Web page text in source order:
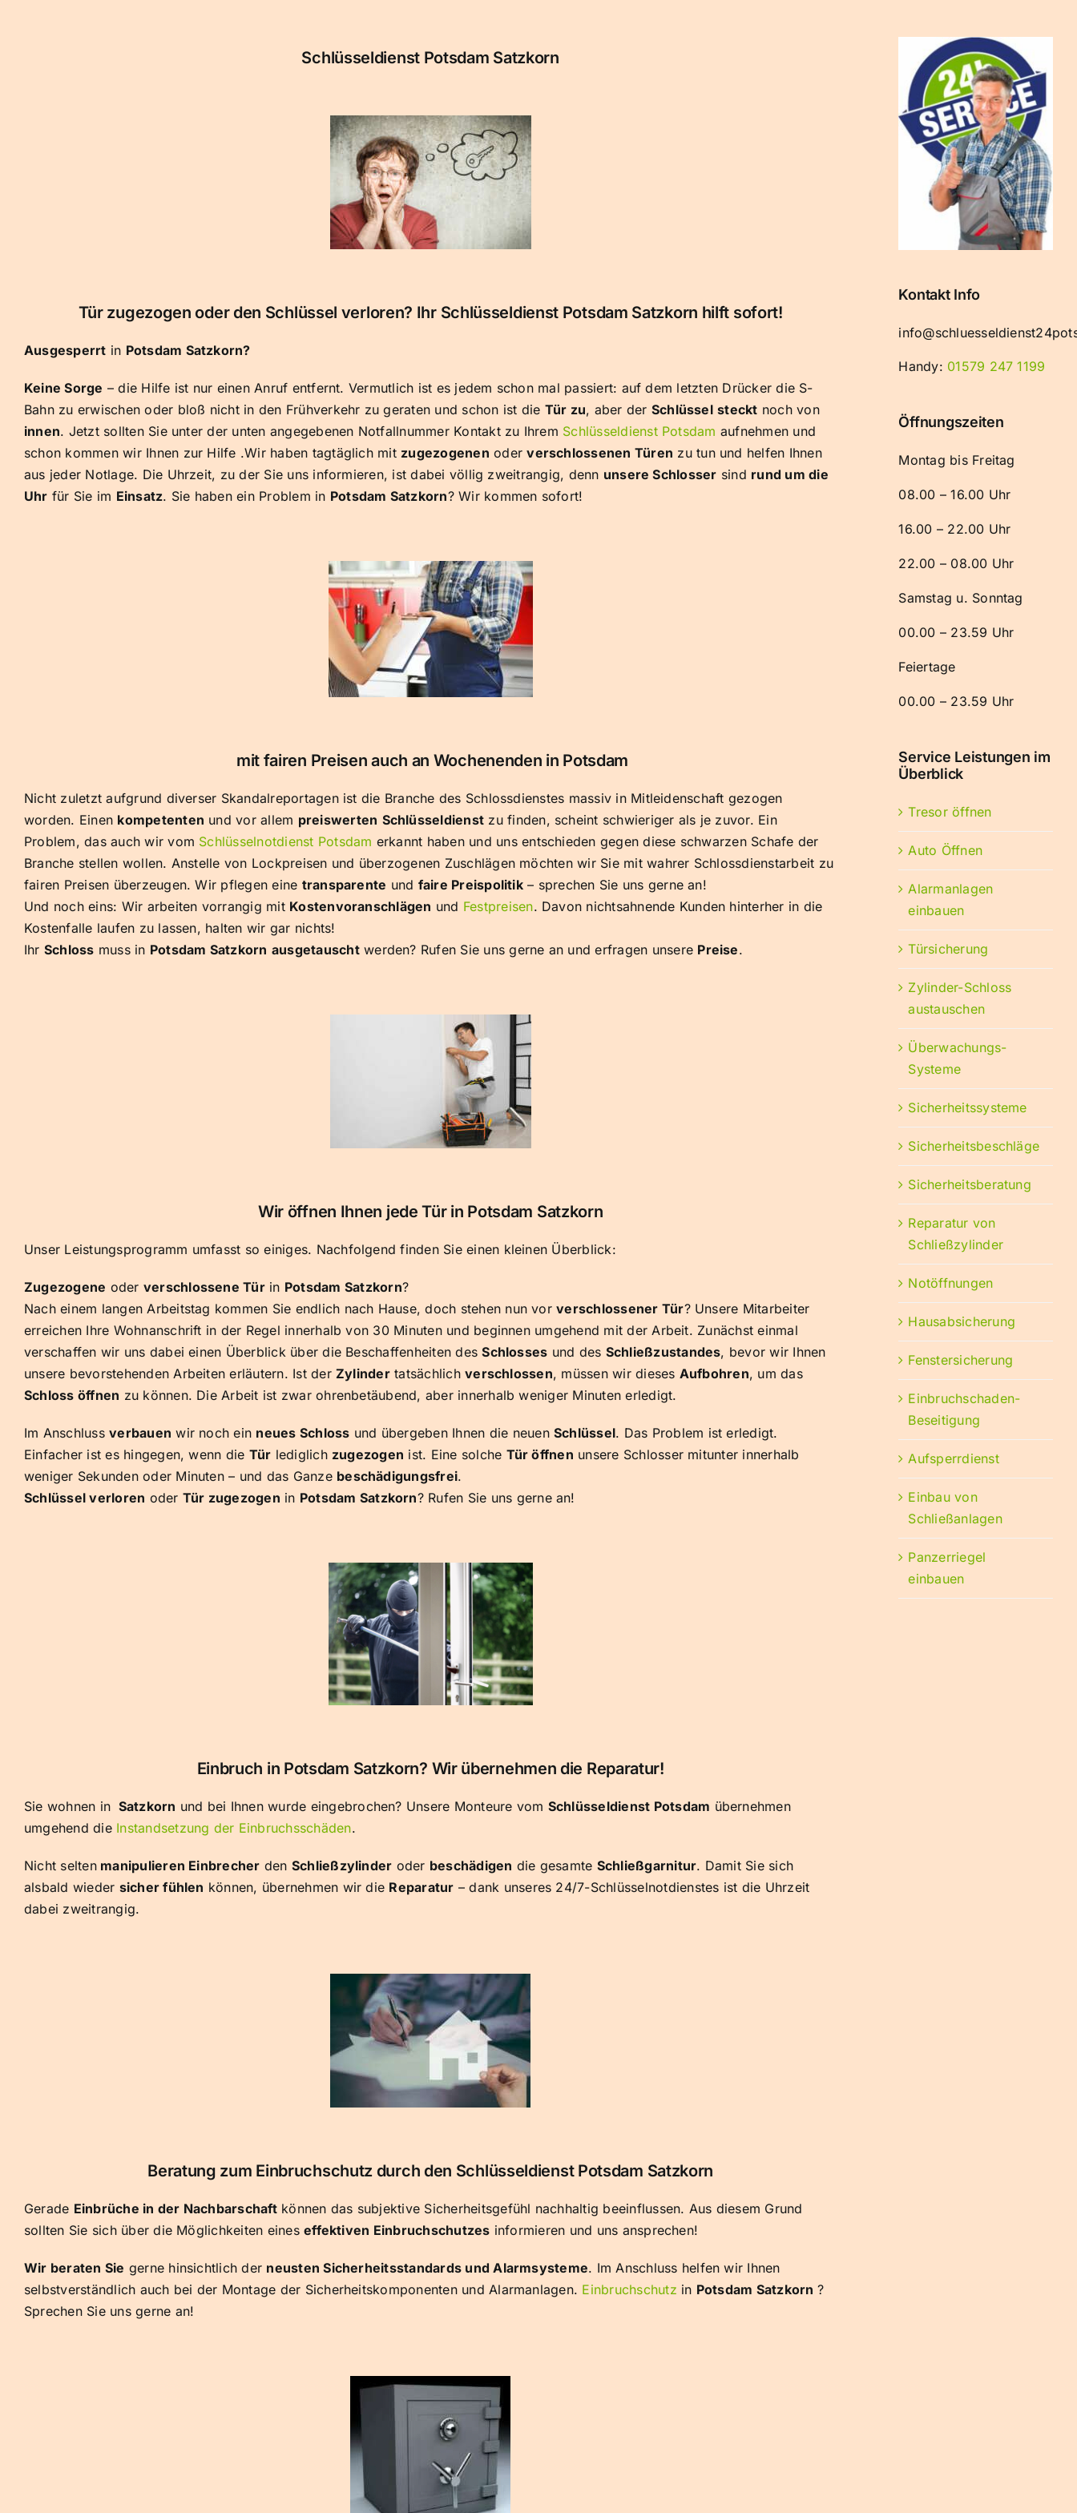
Schlüsseldienst Potsdam Satzkorn
Tür zugezogen oder den Schlüssel verloren? Ihr Schlüsseldienst Potsdam Satzkorn hilft sofort!
Ausgesperrt in Potsdam Satzkorn?
Keine Sorge – die Hilfe ist nur einen Anruf entfernt. Vermutlich ist es jedem schon mal passiert: auf dem letzten Drücker die S-
Bahn zu erwischen oder bloß nicht in den Frühverkehr zu geraten und schon ist die Tür zu, aber der Schlüssel steckt noch von
innen. Jetzt sollten Sie unter der unten angegebenen Notfallnummer Kontakt zu Ihrem Schlüsseldienst Potsdam aufnehmen und
schon kommen wir Ihnen zur Hilfe .Wir haben tagtäglich mit zugezogenen oderverschlossenen Türen zu tun und helfen Ihnen
aus jeder Notlage. Die Uhrzeit, zu der Sie uns informieren, ist dabei völlig zweitrangig, denn unsere Schlosser sind rund um die
Uhr für Sie im Einsatz. Sie haben ein Problem in Potsdam Satzkorn? Wir kommen sofort!
mit fairen Preisen auch an Wochenenden in Potsdam
Nicht zuletzt aufgrund diverser Skandalreportagen ist die Branche des Schlossdienstes massiv in Mitleidenschaft gezogen
worden. Einen kompetenten und vor allem preiswerten Schlüsseldienst zu finden, scheint schwieriger als je zuvor. Ein
Problem, das auch wir vom Schlüsselnotdienst Potsdam erkannt haben und uns entschieden gegen diese schwarzen Schafe der
Branche stellen wollen. Anstelle von Lockpreisen und überzogenen Zuschlägen möchten wir Sie mit wahrer Schlossdienstarbeit zu
fairen Preisen überzeugen. Wir pflegen eine transparente und faire Preispolitik– sprechen Sie uns gerne an!
Und noch eins: Wir arbeiten vorrangig mit Kostenvoranschlägen und Festpreisen. Davon nichtsahnende Kunden hinterher in die
Kostenfalle laufen zu lassen, halten wir gar nichts!
Ihr Schloss muss in Potsdam Satzkorn ausgetauschtwerden? Rufen Sie uns gerne an und erfragen unsere Preise.
Wir öffnen Ihnen jede Tür in Potsdam Satzkorn
Unser Leistungsprogramm umfasst so einiges. Nachfolgend finden Sie einen kleinen Überblick:
Zugezogene oder verschlossene Türin Potsdam Satzkorn?
Nach einem langen Arbeitstag kommen Sie endlich nach Hause, doch stehen nun vorverschlossener Tür? Unsere Mitarbeiter
erreichen Ihre Wohnanschrift in der Regel innerhalb von 30 Minuten und beginnen umgehend mit der Arbeit. Zunächst einmal
verschaffen wir uns dabei einen Überblick über die Beschaffenheiten desSchlosses und des Schließzustandes, bevor wir Ihnen
unsere bevorstehenden Arbeiten erläutern. Ist der Zylindertatsächlichverschlossen, müssen wir dieses Aufbohren, um das
Schloss öffnen zu können. Die Arbeit ist zwar ohrenbetäubend, aber innerhalb weniger Minuten erledigt.
Im Anschlussverbauen wir noch ein neues Schloss und übergeben Ihnen die neuen Schlüssel. Das Problem ist erledigt.
Einfacher ist es hingegen, wenn die Tür lediglich zugezogen ist. Eine solche Tür öffnen unsere Schlosser mitunter innerhalb
weniger Sekunden oder Minuten – und das Ganze beschädigungsfrei.
Schlüssel verloren oder Tür zugezogen in Potsdam Satzkorn? Rufen Sie uns gerne an!
Einbruch in Potsdam Satzkorn? Wir übernehmen die Reparatur!
Sie wohnen in Satzkorn und bei Ihnen wurde eingebrochen? Unsere Monteure vom Schlüsseldienst Potsdam übernehmen
umgehend die Instandsetzung der Einbruchsschäden.
Nicht seltenmanipulieren Einbrecher den Schließzylinder oder beschädigen die gesamte Schließgarnitur. Damit Sie sich
alsbald wieder sicher fühlen können, übernehmen wir die Reparatur – dank unseres 24/7-Schlüsselnotdienstes ist die Uhrzeit
dabei zweitrangig.
Beratung zum Einbruchschutz durch den Schlüsseldienst Potsdam Satzkorn
Gerade Einbrüche in der Nachbarschaftkönnen das subjektive Sicherheitsgefühl nachhaltig beeinflussen. Aus diesem Grund
sollten Sie sich über die Möglichkeiten eineseffektiven Einbruchschutzes informieren und uns ansprechen!
Wir beraten Sie gerne hinsichtlich der neusten Sicherheitsstandards und Alarmsysteme. Im Anschluss helfen wir Ihnen
selbstverständlich auch bei der Montage der Sicherheitskomponenten und Alarmanlagen. Einbruchschutz in Potsdam Satzkorn ?
Sprechen Sie uns gerne an!
Kontakt Info
Handy: 01579 247 1199
Öffnungszeiten
Montag bis Freitag
08.00 – 16.00 Uhr
16.00 – 22.00 Uhr
22.00 – 08.00 Uhr
Samstag u. Sonntag
00.00 – 23.59 Uhr
Feiertage
00.00 – 23.59 Uhr
Service Leistungen im
Überblick
Tresor öffnen
Auto Öffnen
Alarmanlagen
einbauen
Türsicherung
Zylinder-Schloss
austauschen
Überwachungs-
Systeme
Sicherheitssysteme
Sicherheitsbeschläge
Sicherheitsberatung
Reparatur von
Schließzylinder
Notöffnungen
Hausabsicherung
Fenstersicherung
Einbruchschaden-
Beseitigung
Aufsperrdienst
Einbau von
Schließanlagen
Panzerriegel
einbauen